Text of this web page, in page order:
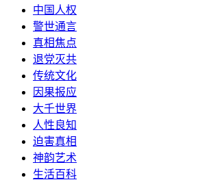
中国人权
警世通言
真相焦点
退党灭共
传统文化
因果报应
大千世界
人性良知
迫害真相
神韵艺术
生活百科